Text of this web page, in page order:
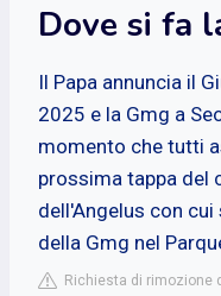
Dove si fa
Il Papa annuncia il
2025 e la Gmg a
momento che tutti
prossima tappa del
dell'Angelus con
della Gmg nel
Richiesta di rimozione